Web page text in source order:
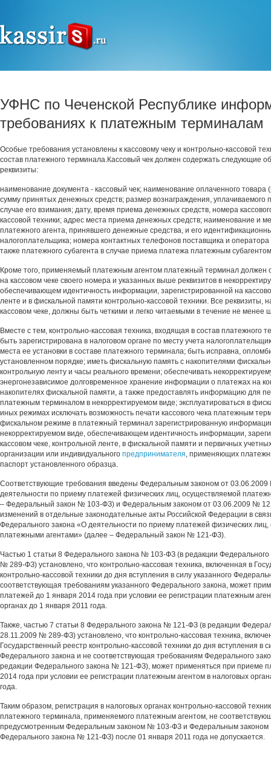
УФНС по Чеченской Республике
требованиях к платежным терминалам
Особые требования установлены к кассовому чеку и контрольно-кассовой
состав платежного терминала.Кассовый чек должен содержать следующие
реквизиты:
наименование документа - кассовый чек; наименование оплаченного товара
сумму принятых денежных средств; размер вознаграждения, уплачиваемого
случае его взимания; дату, время приема денежных средств, номера
кассовой техники; адрес места приема денежных средств; наименование и
платежного агента, принявшего денежные средства, и его
налогоплательщика; номера контактных телефонов поставщика и
также платежного субагента в случае приема платежа платежным
Кроме того, применяемый платежным агентом платежный терминал должен
на кассовом чеке своего номера и указанных выше реквизитов в
обеспечивающем идентичность информации, зарегистрированной на
ленте и в фискальной памяти контрольно-кассовой техники. Все реквизиты,
кассовом чеке, должны быть четкими и легко читаемыми в течение не менее
Вместе с тем, контрольно-кассовая техника, входящая в состав платежного
быть зарегистрирована в налоговом органе по месту учета
места ее установки в составе платежного терминала; быть исправна,
установленном порядке; иметь фискальную память с накопителями
контрольную ленту и часы реального времени; обеспечивать
энергонезависимое долговременное хранение информации о платежах на
накопителях фискальной памяти, а также предоставлять информацию для
платежным терминалом в некорректируемом виде; эксплуатироваться в
иных режимах исключать возможность печати кассового чека платежным
фискальном режиме в платежный терминал зарегистрированную
некорректируемом виде, обеспечивающем идентичность информации,
кассовом чеке, контрольной ленте, в фискальной памяти и первичных
организации или индивидуального предпринимателя, применяющих
паспорт установленного образца.
Соответствующие требования введены Федеральным законом от
деятельности по приему платежей физических лиц, осуществляемой
– Федеральный закон № 103-ФЗ) и Федеральным законом от 03.06.2009 №
изменений в отдельные законодательные акты Российской Федерации в
Федерального закона «О деятельности по приему платежей физических
платежными агентами» (далее – Федеральный закон № 121-ФЗ).
Частью 1 статьи 8 Федерального закона № 103-ФЗ (в редакции Федерального
№ 289-ФЗ) установлено, что контрольно-кассовая техника, включенная в
контрольно-кассовой техники до дня вступления в силу указанного
соответствующая требованиям указанного Федерального закона, может
платежей до 1 января 2014 года при условии ее регистрации платежным
органах до 1 января 2011 года.
Также, частью 7 статьи 8 Федерального закона № 121-ФЗ (в редакции
28.11.2009 № 289-ФЗ) установлено, что контрольно-кассовая техника,
Государственный реестр контрольно-кассовой техники до дня вступления в
Федерального закона и не соответствующая требованиям Федерального
редакции Федерального закона № 121-ФЗ), может применяться при приеме
2014 года при условии ее регистрации платежным агентом в налоговых
года.
Таким образом, регистрация в налоговых органах контрольно-кассовой
платежного терминала, применяемого платежным агентом, не
предусмотренным Федеральным законом № 103-ФЗ и Федеральным
Федерального закона № 121-ФЗ) после 01 января 2011 года не допускается.